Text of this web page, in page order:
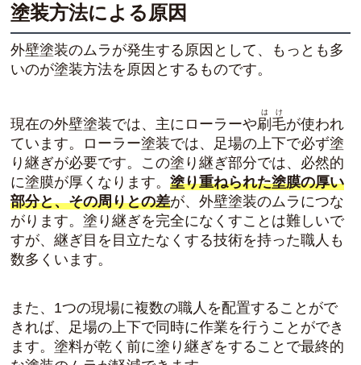
塗装方法による原因
外壁塗装のムラが発生する原因として、もっとも多
いのが塗装方法を原因とするものです。
現在の外壁塗装では、主にローラーや刷毛
はけ
が使われ
ています。ローラー塗装では、足場の上下で必ず塗
り継ぎが必要です。この塗り継ぎ部分では、必然的
に塗膜が厚くなります。塗り重ねられた塗膜の厚い
部分と、その周りとの差が、外壁塗装のムラにつな
がります。塗り継ぎを完全になくすことは難しいで
すが、継ぎ目を目立たなくする技術を持った職人も
数多くいます。
また、1つの現場に複数の職人を配置することがで
きれば、足場の上下で同時に作業を行うことができ
ます。塗料が乾く前に塗り継ぎをすることで最終的